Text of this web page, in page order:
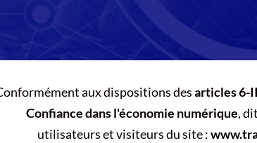
aux dispositions desarticles 6-
Confiance dans l'économie numérique,
utilisateurs et visiteurs du site :